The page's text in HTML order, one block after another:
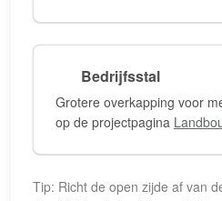
Bedrijfsstal
Grotere overkapping voor
op de projectpagina
Tip: Richt de open zijde af van